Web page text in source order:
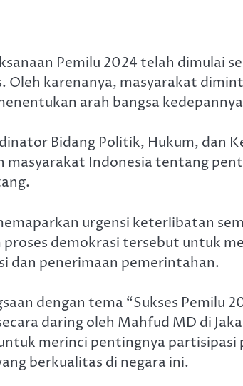
Pemilu 2024 telah dimulai
Oleh karenanya, masyarakat
arah bangsa
Bidang Politik, Hukum, dan
masyarakat Indonesia tentang
urgensi keterlibatan
demokrasi tersebut untuk
dan penerimaan pemerintahan.
dengan tema “Sukses Pemilu
daring oleh Mahfud MD di
merinci pentingnya partisipasi
berkualitas di negara ini.